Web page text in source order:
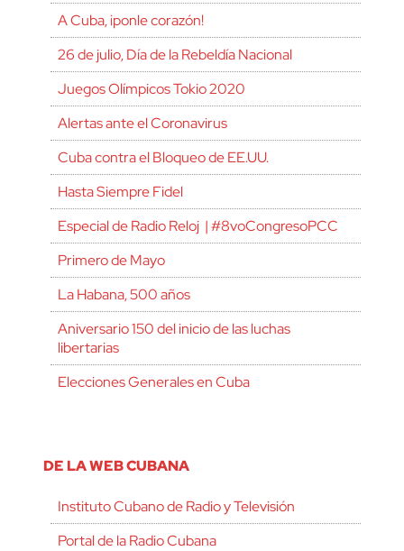
A Cuba, ¡ponle corazón!
26 de julio, Día de la Rebeldía Nacional
Juegos Olímpicos Tokio 2020
Alertas ante el Coronavirus
Cuba contra el Bloqueo de EE.UU.
Hasta Siempre Fidel
Especial de Radio Reloj | #8voCongresoPCC
Primero de Mayo
La Habana, 500 años
Aniversario 150 del inicio de las luchas
libertarias
Elecciones Generales en Cuba
DE LA WEB CUBANA
Instituto Cubano de Radio y Televisión
Portal de la Radio Cubana